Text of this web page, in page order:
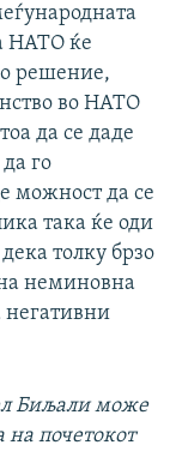
НАТО ќе
решение,
во НАТО
да се даде
го
можност да се
така ќе оди
толку брзо
неминовна
Биљали може
на почетокот